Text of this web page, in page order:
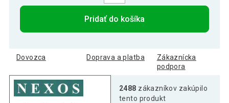
Pridať do košíka
Dovozca Doprava a platba
Zákaznícka
podpora
2488 zákazníkov zakúpilo
tento produkt